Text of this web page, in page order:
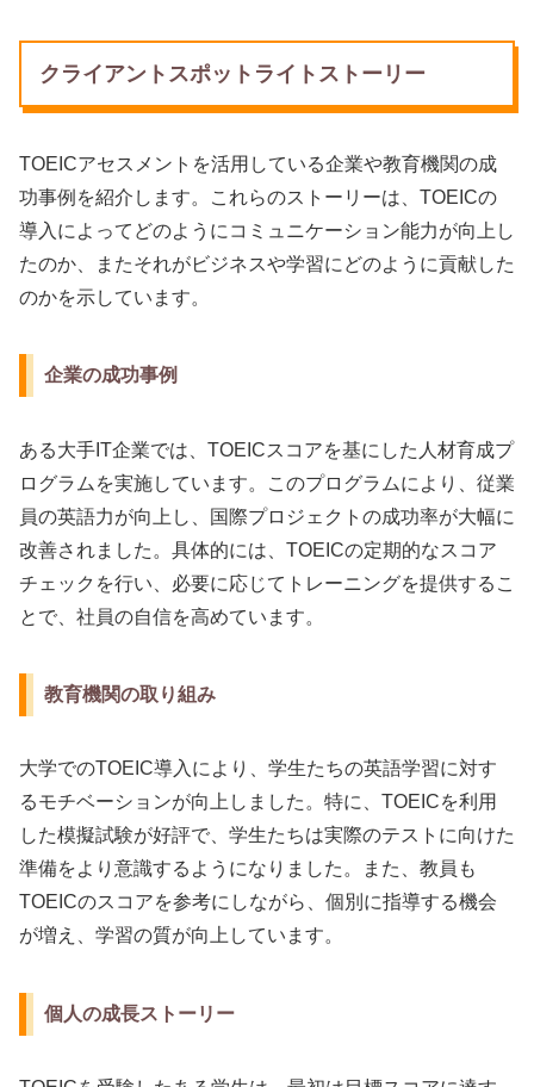
クライアントスポットライトストーリー
TOEICアセスメントを活用している企業や教育機関の成
功事例を紹介します。これらのストーリーは、TOEICの
導入によってどのようにコミュニケーション能力が向上し
たのか、またそれがビジネスや学習にどのように貢献した
のかを示しています。
企業の成功事例
ある大手IT企業では、TOEICスコアを基にした人材育成プ
ログラムを実施しています。このプログラムにより、従業
員の英語力が向上し、国際プロジェクトの成功率が大幅に
改善されました。具体的には、TOEICの定期的なスコア
チェックを行い、必要に応じてトレーニングを提供するこ
とで、社員の自信を高めています。
教育機関の取り組み
大学でのTOEIC導入により、学生たちの英語学習に対す
るモチベーションが向上しました。特に、TOEICを利用
した模擬試験が好評で、学生たちは実際のテストに向けた
準備をより意識するようになりました。また、教員も
TOEICのスコアを参考にしながら、個別に指導する機会
が増え、学習の質が向上しています。
個人の成長ストーリー